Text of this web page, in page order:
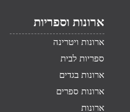
ארונות וספריות
ארונות ויטרינה
ספריות לבית
ארונות בגדים
ארונות ספרים
ארונות